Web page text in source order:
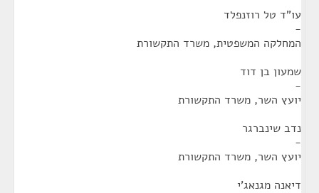
עו"ד טל רוזנפלד
-
המחלקה המשפטית, משרד התקשורת
שמעון בן דוד
-
יועץ השר, משרד התקשורת
נדב שינברגר
-
יועץ השר, משרד התקשורת
דיאנה מגנאג'י